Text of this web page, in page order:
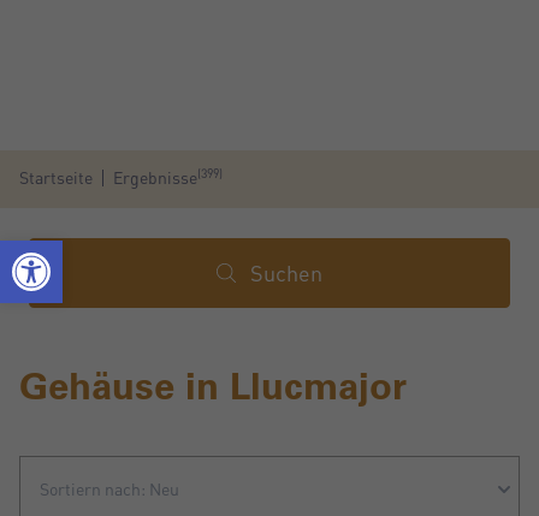
Startseite Ergebnisse(399)
Suchen
Gehäuse in Llucmajor
Sortiern nach: Neu